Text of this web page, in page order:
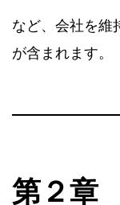
など、会社を維
が含まれます。
第２章